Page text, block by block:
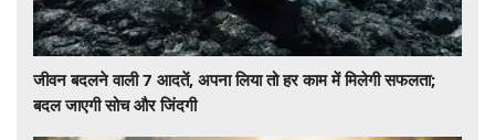
जीवन बदलने वाली 7 आदतें, अपना लिया तो हर काम में मिलेगी सफलता;
बदल जाएगी सोच और जिंदगी